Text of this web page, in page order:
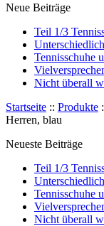
Neue Beiträge
Teil 1/3
Tennisschuhe
Nicht überall
Startseite :: Produkte
Herren, blau
Neueste Beiträge
Teil 1/3
Tennisschuhe
Nicht überall